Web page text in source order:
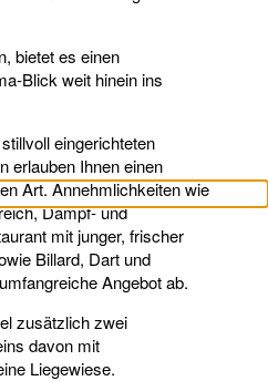
bietet es einen
Blick weit hinein ins
eingerichteten
erlauben Ihnen einen
Art. Annehmlichkeiten wie
Dampf- und
mit junger, frischer
Billard, Dart und
Angebot ab.
zusätzlich zwei
davon mit
Liegewiese.